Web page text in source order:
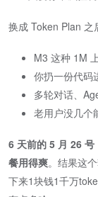
换成 Token Plan 之
M3 这种 1M
你扔一份代码
多轮对话、
老用户没几个
6 天前的 5 月 26
餐用得爽。结果这
下来1块钱1千万